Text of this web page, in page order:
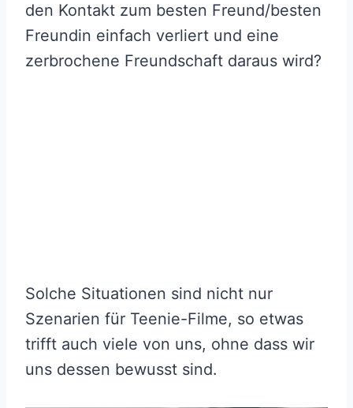
den Kontakt zum besten Freund/besten
Freundin einfach verliert und eine
zerbrochene Freundschaft daraus wird?
Solche Situationen sind nicht nur
Szenarien für Teenie-Filme, so etwas
trifft auch viele von uns, ohne dass wir
uns dessen bewusst sind.